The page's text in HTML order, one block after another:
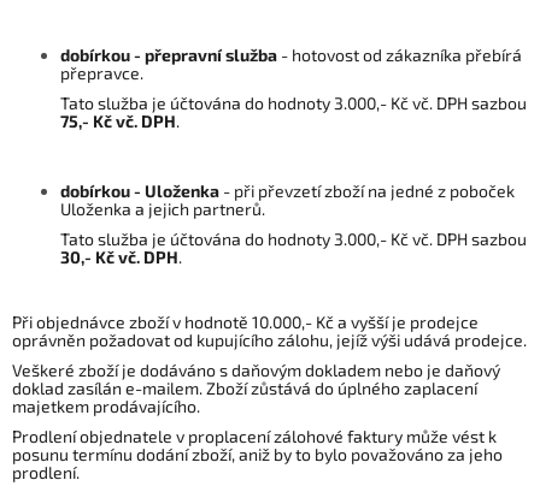
dobírkou - přepravní služba - hotovost od zákazníka přebírá
přepravce.
Tato služba je účtována do hodnoty 3.000,- Kč vč. DPH sazbou
75,- Kč vč. DPH.
dobírkou - Uloženka - při převzetí zboží na jedné z poboček
Uloženka a jejich partnerů.
Tato služba je účtována do hodnoty 3.000,- Kč vč. DPH sazbou
30,- Kč vč. DPH.
Při objednávce zboží v hodnotě 10.000,- Kč a vyšší je prodejce
oprávněn požadovat od kupujícího zálohu, jejíž výši udává prodejce.
Veškeré zboží je dodáváno s daňovým dokladem nebo je daňový
doklad zasílán e-mailem. Zboží zůstává do úplného zaplacení
majetkem prodávajícího.
Prodlení objednatele v proplacení zálohové faktury může vést k
posunu termínu dodání zboží, aniž by to bylo považováno za jeho
prodlení.